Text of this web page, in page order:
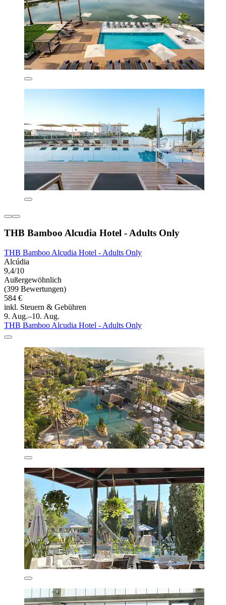
THB Bamboo Alcudia Hotel - Adults Only
THB Bamboo Alcudia Hotel - Adults Only
Alcúdia
9,4/10
Außergewöhnlich
(399 Bewertungen)
584 €
inkl. Steuern & Gebühren
9. Aug.–10. Aug.
THB Bamboo Alcudia Hotel - Adults Only